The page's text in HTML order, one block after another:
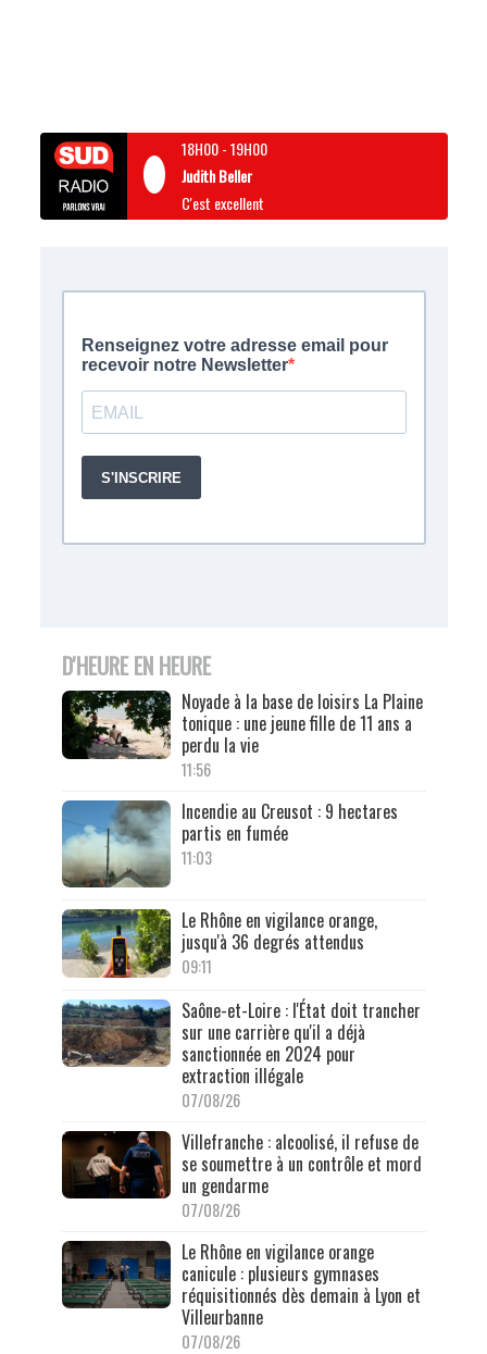
18H00-19H00
Judith Beller
C'est excellent
D'HEURE EN HEURE
Noyade à la base de loisirs La Plaine
tonique : une jeune fille de 11 ans a
perdu la vie
11:56
Incendie au Creusot : 9 hectares
partis en fumée
11:03
Le Rhône en vigilance orange,
jusqu'à 36 degrés attendus
09:11
Saône-et-Loire : l'État doit trancher
sur une carrière qu'il a déjà
sanctionnée en 2024 pour
extraction illégale
07/08/26
Villefranche : alcoolisé, il refuse de
se soumettre à un contrôle et mord
un gendarme
07/08/26
Le Rhône en vigilance orange
canicule : plusieurs gymnases
réquisitionnés dès demain à Lyon et
Villeurbanne
07/08/26